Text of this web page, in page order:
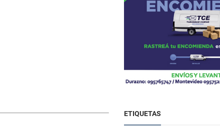
ETIQUETAS